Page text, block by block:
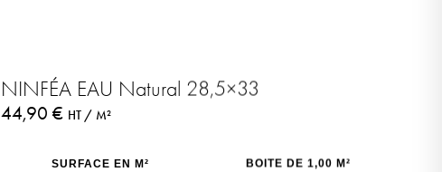
NINFÉA EAU Natural 28,5×33
44,90€ HT / M²
SURFACE EN M² BOITE DE 1,00 M²